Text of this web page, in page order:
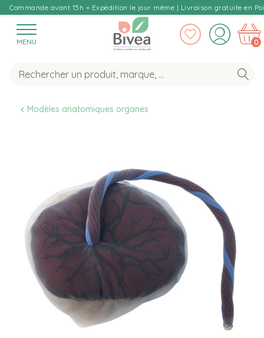
Commande avant 15h = Expédition le jour même | Livraison gratuite en
MENU 0
Modèles anatomiques organes